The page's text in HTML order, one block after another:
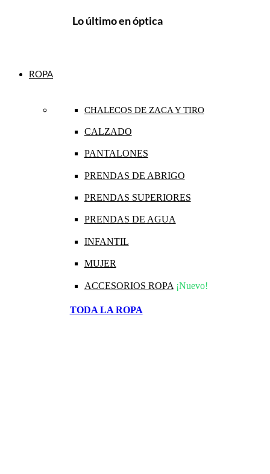
Lo último en óptica
ROPA
CHALECOS DE ZACA Y TIRO
CALZADO
PANTALONES
PRENDAS DE ABRIGO
PRENDAS SUPERIORES
PRENDAS DE AGUA
INFANTIL
MUJER
ACCESORIOS ROPA ¡Nuevo!
TODA LA ROPA